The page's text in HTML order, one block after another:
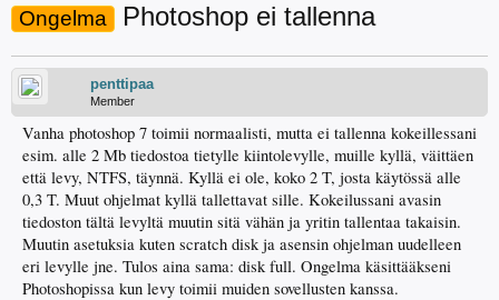
Ongelma Photoshop ei tallenna
penttipaa
Member
Vanha photoshop 7 toimii normaalisti, mutta ei tallenna kokeillessani
esim. alle 2 Mb tiedostoa tietylle kiintolevylle, muille kyllä, väittäen
että levy, NTFS, täynnä. Kyllä ei ole, koko 2 T, josta käytössä alle
0,3 T. Muut ohjelmat kyllä tallettavat sille. Kokeilussani avasin
tiedoston tältä levyltä muutin sitä vähän ja yritin tallentaa takaisin.
Muutin asetuksia kuten scratch disk ja asensin ohjelman uudelleen
eri levylle jne. Tulos aina sama: disk full. Ongelma käsittääkseni
Photoshopissa kun levy toimii muiden sovellusten kanssa.